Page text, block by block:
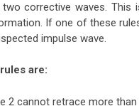
corrective waves. This
If one of these
impulse wave.
are:
2 cannot retrace more than